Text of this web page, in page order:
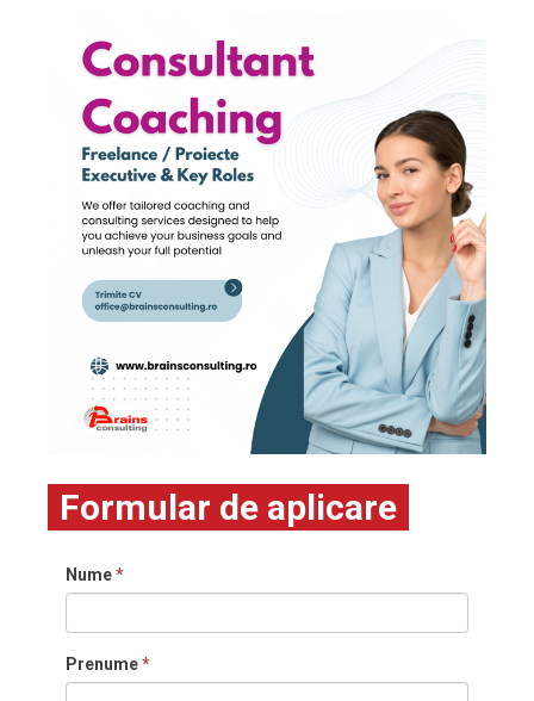
Formular de aplicare
Nume*
Prenume*